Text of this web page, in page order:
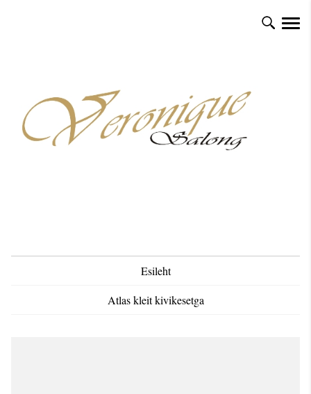
Esileht
Atlas kleit kivikesetga